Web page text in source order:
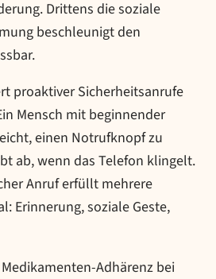
Drittens die soziale
beschleunigt den
proaktiver Sicherheitsanrufe
Mensch mit beginnender
einen Notrufknopf zu
ab, wenn das Telefon klingelt.
Anruf erfüllt mehrere
Erinnerung, soziale Geste,
Adhärenz bei